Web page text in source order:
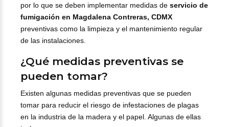
por lo que se deben implementar medidas de servicio de
fumigación en Magdalena Contreras, CDMX
preventivas como la limpieza y el mantenimiento regular
de las instalaciones.
¿Qué medidas preventivas se
pueden tomar?
Existen algunas medidas preventivas que se pueden
tomar para reducir el riesgo de infestaciones de plagas
en la industria de la madera y el papel. Algunas de ellas